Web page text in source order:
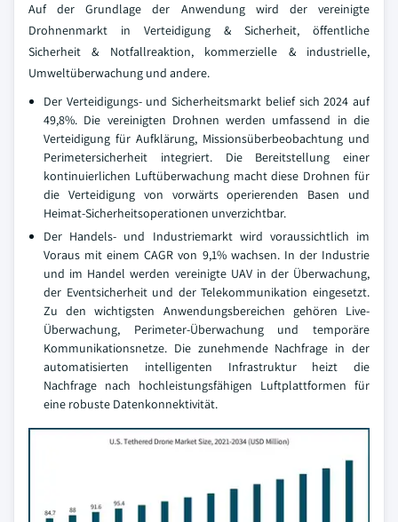
Auf der Grundlage der Anwendung wird der vereinigte
Drohnenmarkt in Verteidigung & Sicherheit, öffentliche
Sicherheit & Notfallreaktion, kommerzielle & industrielle,
Umweltüberwachung und andere.
Der Verteidigungs- und Sicherheitsmarkt belief sich 2024 auf
49,8%. Die vereinigten Drohnen werden umfassend in die
Verteidigung für Aufklärung, Missionsüberbeobachtung und
Perimetersicherheit integriert. Die Bereitstellung einer
kontinuierlichen Luftüberwachung macht diese Drohnen für
die Verteidigung von vorwärts operierenden Basen und
Heimat-Sicherheitsoperationen unverzichtbar.
Der Handels- und Industriemarkt wird voraussichtlich im
Voraus mit einem CAGR von 9,1% wachsen. In der Industrie
und im Handel werden vereinigte UAV in der Überwachung,
der Eventsicherheit und der Telekommunikation eingesetzt.
Zu den wichtigsten Anwendungsbereichen gehören Live-
Überwachung, Perimeter-Überwachung und temporäre
Kommunikationsnetze. Die zunehmende Nachfrage in der
automatisierten intelligenten Infrastruktur heizt die
Nachfrage nach hochleistungsfähigen Luftplattformen für
eine robuste Datenkonnektivität.